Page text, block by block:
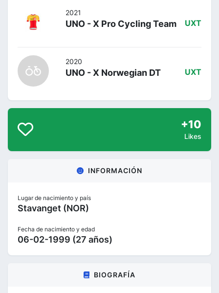
2021
UNO - X Pro Cycling Team UXT
2020
UNO - X Norwegian DT UXT
+10
Likes
INFORMACIÓN
Lugar de nacimiento y país
Stavanget (NOR)
Fecha de nacimiento y edad
06-02-1999 (27 años)
BIOGRAFÍA